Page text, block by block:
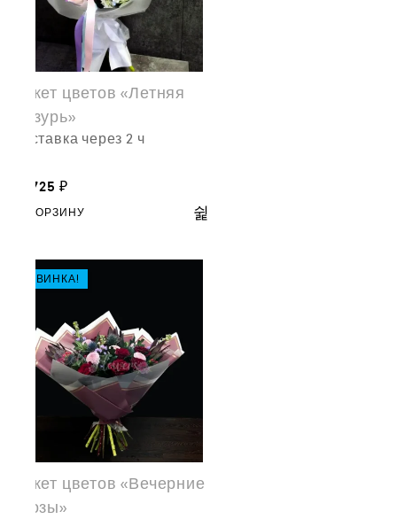
Букет цветов «Летняя
лазурь»
доставка через 2 ч
14,725 ₽
В КОРЗИНУ
НОВИНКА!
Букет цветов «Вечерние
грозы»